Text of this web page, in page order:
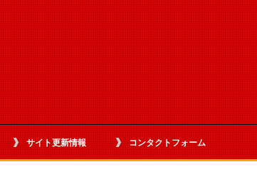
サイト更新情報 コンタクトフォーム